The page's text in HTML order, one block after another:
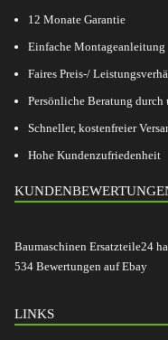
12 Monate Garantie
Einfache Montageanleitung
Faires Preis-/
Persönliche Beratung
Schneller, kostenfreier
Hohe Kundenzufriedenheit
Baumaschinen Ersatzteile24
534 Bewertungen auf Ebay
LINKS